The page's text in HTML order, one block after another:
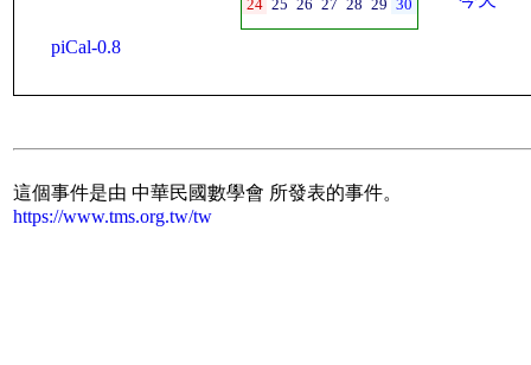
24 25 26 27 28 29 30
piCal-0.8
這個事件是由 中華民國數學會 所發表的事件。
https://www.tms.org.tw/tw